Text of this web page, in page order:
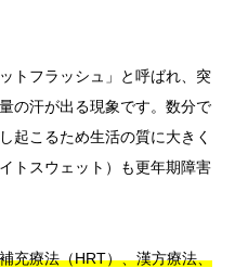
トフラッシュ」と呼ばれ、突
の汗が出る現象です。数分で
起こるため生活の質に大きく
トスウェット）も更年期障害
充療法（HRT）、漢方療法、